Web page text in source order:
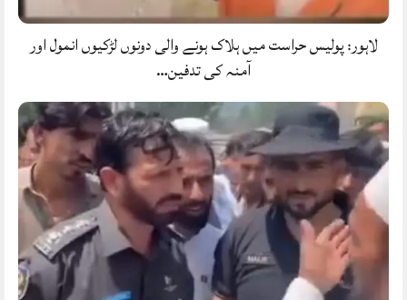
لاہور: پولیس حراست میں ہلاک ہونے والی دونوں لڑکیوں انمول اور
آمنہ کی تدفین…